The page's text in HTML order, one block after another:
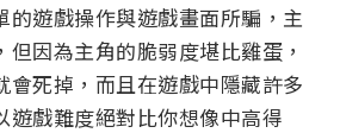
的遊戲操作與遊戲畫面所騙，主
因為主角的脆弱度堪比雞蛋，
會死掉，而且在遊戲中隱藏許多
遊戲難度絕對比你想像中高得